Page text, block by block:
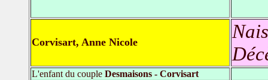
Corvisart, Anne Nicole
L'enfant du couple Desmaisons - Corvisart